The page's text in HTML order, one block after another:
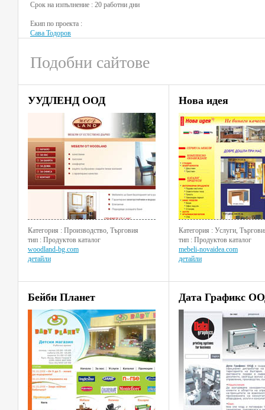
Срок на изпълнение : 20 работни дни
Екип по проекта :
Сава Тодоров
Подобни сайтове
УУДЛЕНД ООД
Категория : Производство, Търговия
тип : Продуктов каталог
woodland-bg.com
детайли
Нова идея
Категория : Услуги,
тип : Продуктов каталог
mebeli-novaidea.com
детайли
Бейби Планет Дата Графикс